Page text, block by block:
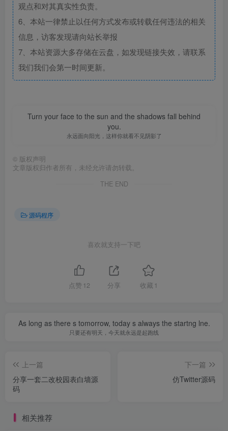
观点和对其真实性负责。
6、本站一律禁止以任何方式发布或转载任何违法的相关
信息，访客发现请向站长举报
7、本站资源大多存储在云盘，如发现链接失效，请联系
我们我们会第一时间更新。
Turn your face to the sun and the shadows fall behind
you.
永远面向阳光，这样你就看不见阴影了
© 版权声明
文章版权归作者所有，未经允许请勿转载。
THE END
源码程序
喜欢就支持一下吧
点赞 12 分享 收藏 1
As long as there s tomorrow, today s always the startng lne.
只要还有明天，今天就永远是起跑线
上一篇
分享一套二改校园表白墙源
码
下一篇
仿Twitter源码
相关推荐